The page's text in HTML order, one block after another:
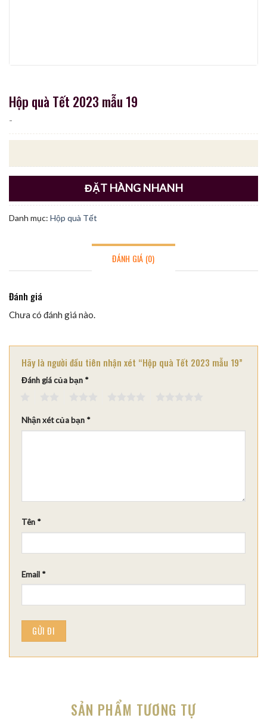
Hộp quà Tết 2023 mẫu 19
-
ĐẶT HÀNG NHANH
Danh mục: Hộp quà Tết
ĐÁNH GIÁ (0)
Đánh giá
Chưa có đánh giá nào.
Hãy là người đầu tiên nhận xét “Hộp quà Tết 2023 mẫu 19”
Đánh giá của bạn *
Nhận xét của bạn *
Tên *
Email *
SẢN PHẨM TƯƠNG TỰ